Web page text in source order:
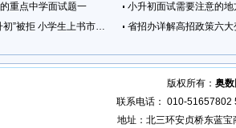
重点中学面试题一
小升初面试需要注意的地
拿奥赛两金一银“小升初”被拒 小学生上书市长盼“简简单单上学”
省招办详解高招政策六
版权所有： 奥数
联系电话： 010-
地址：北三环安贞桥东蓝